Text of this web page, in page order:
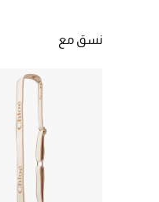
نسق مع